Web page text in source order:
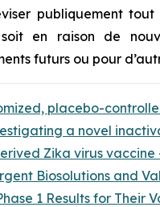
publiquement tout
en raison de
futurs ou pour
placebo-
a novel
Zika virus vaccine
Biosolutions and
1 Results for Their